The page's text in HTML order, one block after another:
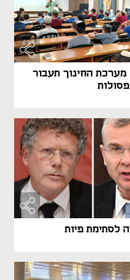
מערכת החינוך תעבור
לסתימת פיות